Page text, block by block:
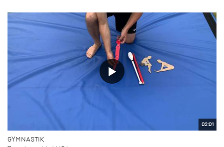
02:01
GYMNASTIK